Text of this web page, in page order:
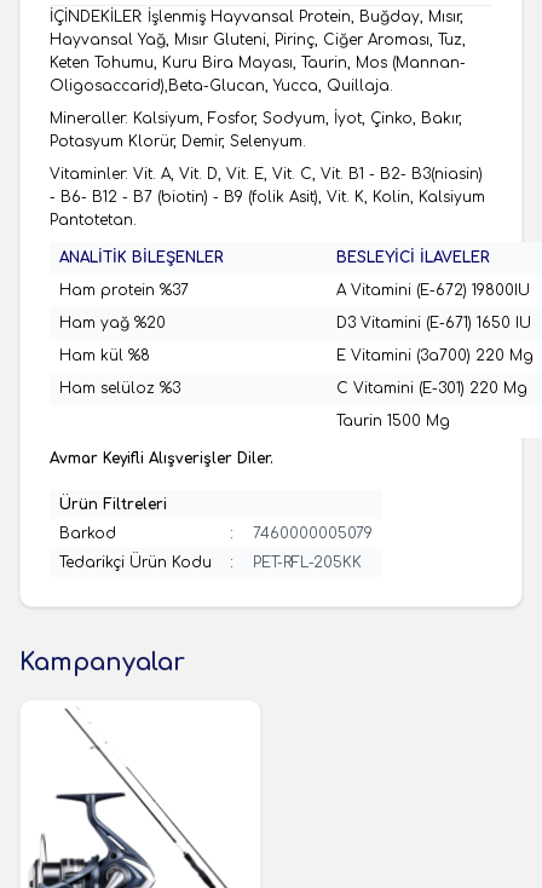
İÇİNDEKİLER: İşlenmiş Hayvansal Protein, Buğday, Mısır,
Hayvansal Yağ, Mısır Gluteni, Pirinç, Ciğer Aroması, Tuz,
Keten Tohumu, Kuru Bira Mayası, Taurin, Mos (Mannan-
Oligosaccarid),Beta-Glucan, Yucca, Quillaja.
Mineraller: Kalsiyum, Fosfor, Sodyum, İyot, Çinko, Bakır,
Potasyum Klorür, Demir, Selenyum.
Vitaminler: Vit. A, Vit. D, Vit. E, Vit. C, Vit. B1 - B2- B3(niasin)
- B6- B12 - B7 (biotin) - B9 (folik Asit), Vit. K, Kolin, Kalsiyum
Pantotetan.
ANALİTİK BİLEŞENLER
BESLEYİCİ İLAVELER
Ham protein %37
A Vitamini (E-672) 19800IU
Ham yağ %20
D3 Vitamini (E-671) 1650 IU
Ham kül %8
E Vitamini (3a700) 220 Mg
Ham selüloz %3
C Vitamini (E-301) 220 Mg
Taurin 1500 Mg
Avmar Keyifli Alışverişler Diler.
Ürün Filtreleri
Barkod
:
7460000005079
Tedarikçi Ürün Kodu
: PET-RFL-205KK
Kampanyalar